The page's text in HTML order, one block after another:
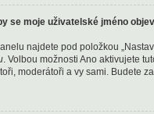
se moje uživatelské jméno
najdete pod položkou
. Volbou možnosti Ano aktivujete
moderátoři a vy sami. Budete